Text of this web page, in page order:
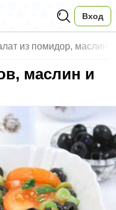
Вход
из помидор, маслин
маслин и